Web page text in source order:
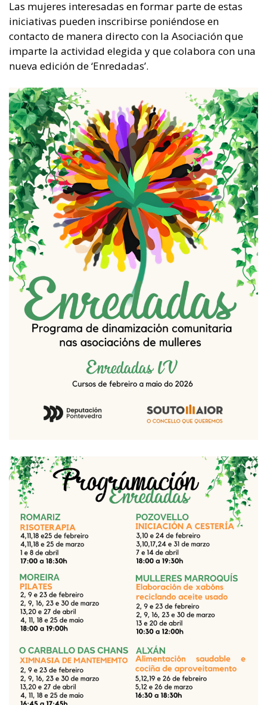
Las mujeres interesadas en formar parte de estas
iniciativas pueden inscribirse poniéndose en
contacto de manera directo con la Asociación que
imparte la actividad elegida y que colabora con una
nueva edición de ‘Enredadas’.